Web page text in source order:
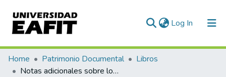
Log In (current)
Communities & Collections
Home Patrimonio Documental
Libros
Notas adicionales sobre los minerales y las rocas de Colombia / por Ricardo Lleras Codazzi, conservador del Museo de Historia Natural, profesor de Minerología y Genología en la Universidad Nacional